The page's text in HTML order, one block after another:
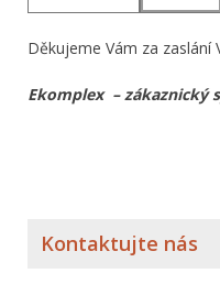
Děkujeme Vám za zaslání
Ekomplex – zákaznický
Kontaktujte nás